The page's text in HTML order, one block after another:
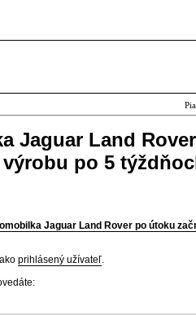
Jaguar Land
po 5
Jaguar Land Rover po útoku
prihlásený užívateľ.